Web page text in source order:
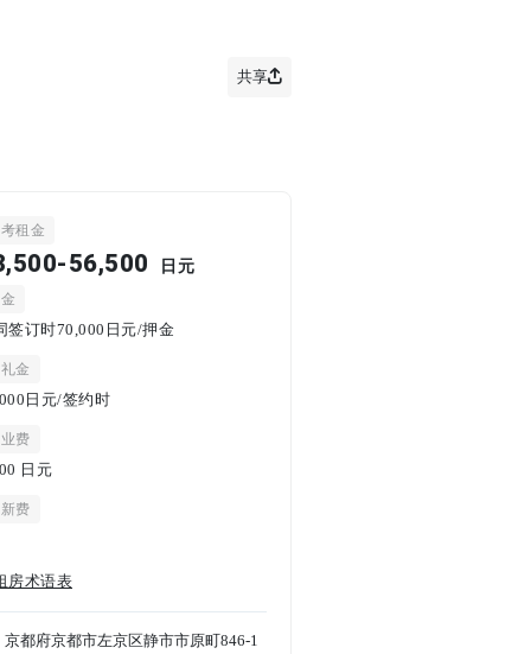
共享
租金
56,500 日元
签订时70,000日元/押金
金
日元/签约时
费
日元
费
房术语表
京都府京都市左京区静市市原町846-1